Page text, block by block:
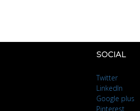
SOCIAL
Twitter
LinkedIn
Google plus
Pinterest